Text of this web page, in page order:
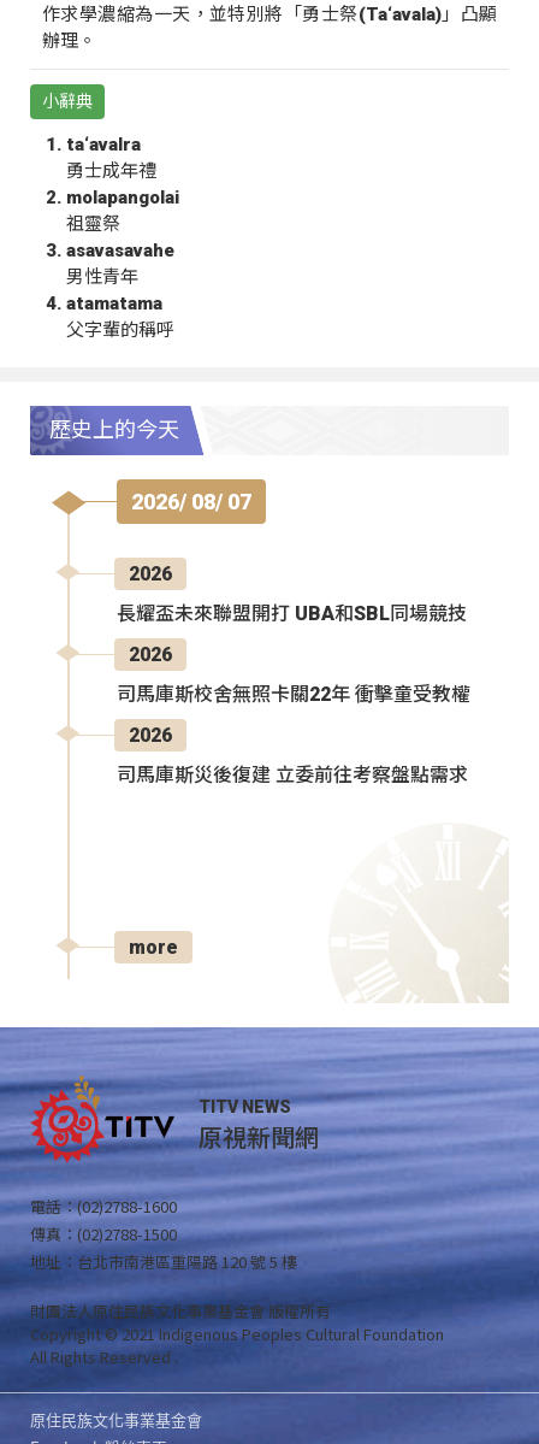
作求學濃縮為一天，並特別將「勇士祭(Ta‘avala)」凸顯
辦理。
小辭典
ta‘avalra
勇士成年禮
molapangolai
祖靈祭
asavasavahe
男性青年
atamatama
父字輩的稱呼
歷史上的今天
2026/ 08/ 07
2026
長耀盃未來聯盟開打 UBA和SBL同場競技
2026
司馬庫斯校舍無照卡關22年 衝擊童受教權
2026
司馬庫斯災後復建 立委前往考察盤點需求
more
TITV NEWS
原視新聞網
電話：(02)2788-1600
傳真：(02)2788-1500
地址：台北市南港區重陽路 120 號 5 樓
財團法人原住民族文化事業基金會 版權所有
Copyright © 2021 Indigenous Peoples Cultural Foundation
All Rights Reserved .
原住民族文化事業基金會